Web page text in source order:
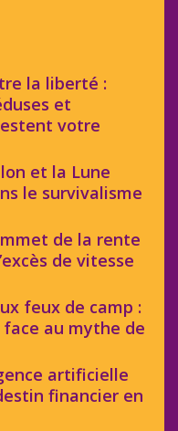
la liberté :
et
votre
et la Lune
le survivalisme
de la rente
de vitesse
feux de camp :
au mythe de
artificielle
financier en